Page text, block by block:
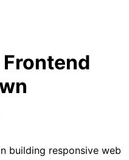
building responsive web